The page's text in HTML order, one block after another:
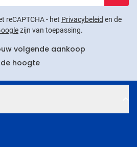
reCAPTCHA - het Privacybeleid en de
zijn van toepassing.
volgende aankoop
hoogte